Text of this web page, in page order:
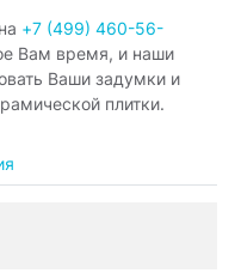
+7 (499) 460-56-
Вам время, и наши
Ваши задумки и
плитки.